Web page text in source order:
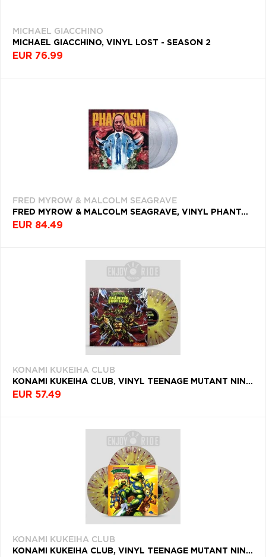
MICHAEL GIACCHINO
MICHAEL GIACCHINO, VINYL LOST - SEASON 2
EUR 76.99
FRED MYROW & MALCOLM SEAGRAVE
FRED MYROW & MALCOLM SEAGRAVE, VINYL PHANTASM
EUR 84.49
KONAMI KUKEIHA CLUB
KONAMI KUKEIHA CLUB, VINYL TEENAGE MUTANT NINJA TURTLES: FALL OF THE FOOT CLAN
EUR 57.49
KONAMI KUKEIHA CLUB
KONAMI KUKEIHA CLUB, VINYL TEENAGE MUTANT NINJA TURTLES: TOURNAMENT FIGHTERS